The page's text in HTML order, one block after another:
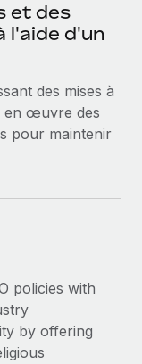
et des
l'aide d'un
des mises à
en œuvre des
pour maintenir
policies with
by offering